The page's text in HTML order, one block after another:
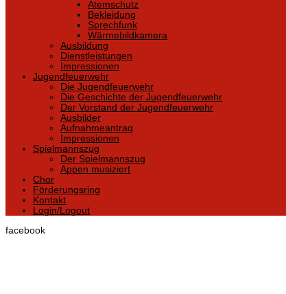
Atemschutz
Bekleidung
Sprechfunk
Wärmebildkamera
Ausbildung
Dienstleistungen
Impressionen
Jugendfeuerwehr
Die Jugendfeuerwehr
Die Geschichte der Jugendfeuerwehr
Der Vorstand der Jugendfeuerwehr
Ausbilder
Aufnahmeantrag
Impressionen
Spielmannszug
Der Spielmannszug
Appen musiziert
Chor
Förderungsring
Kontakt
Login/Logout
facebook